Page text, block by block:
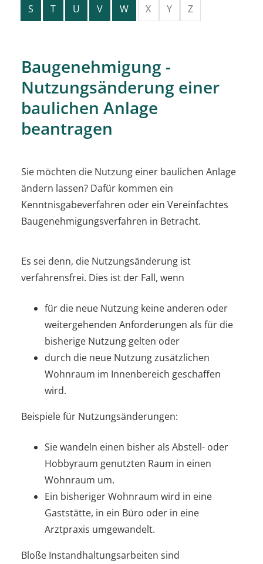
S T U V W X Y Z
Baugenehmigung -
Nutzungsänderung einer
baulichen Anlage
beantragen
Sie möchten die Nutzung einer baulichen Anlage
ändern lassen? Dafür kommen ein
Kenntnisgabeverfahren oder ein Vereinfachtes
Baugenehmigungsverfahren in Betracht.
Es sei denn, die Nutzungsänderung ist
verfahrensfrei. Dies ist der Fall, wenn
für die neue Nutzung keine anderen oder
weitergehenden Anforderungen als für die
bisherige Nutzung gelten oder
durch die neue Nutzung zusätzlichen
Wohnraum im Innenbereich geschaffen
wird.
Beispiele für Nutzungsänderungen:
Sie wandeln einen bisher als Abstell- oder
Hobbyraum genutzten Raum in einen
Wohnraum um.
Ein bisheriger Wohnraum wird in eine
Gaststätte, in ein Büro oder in eine
Arztpraxis umgewandelt.
Bloße Instandhaltungsarbeiten sind